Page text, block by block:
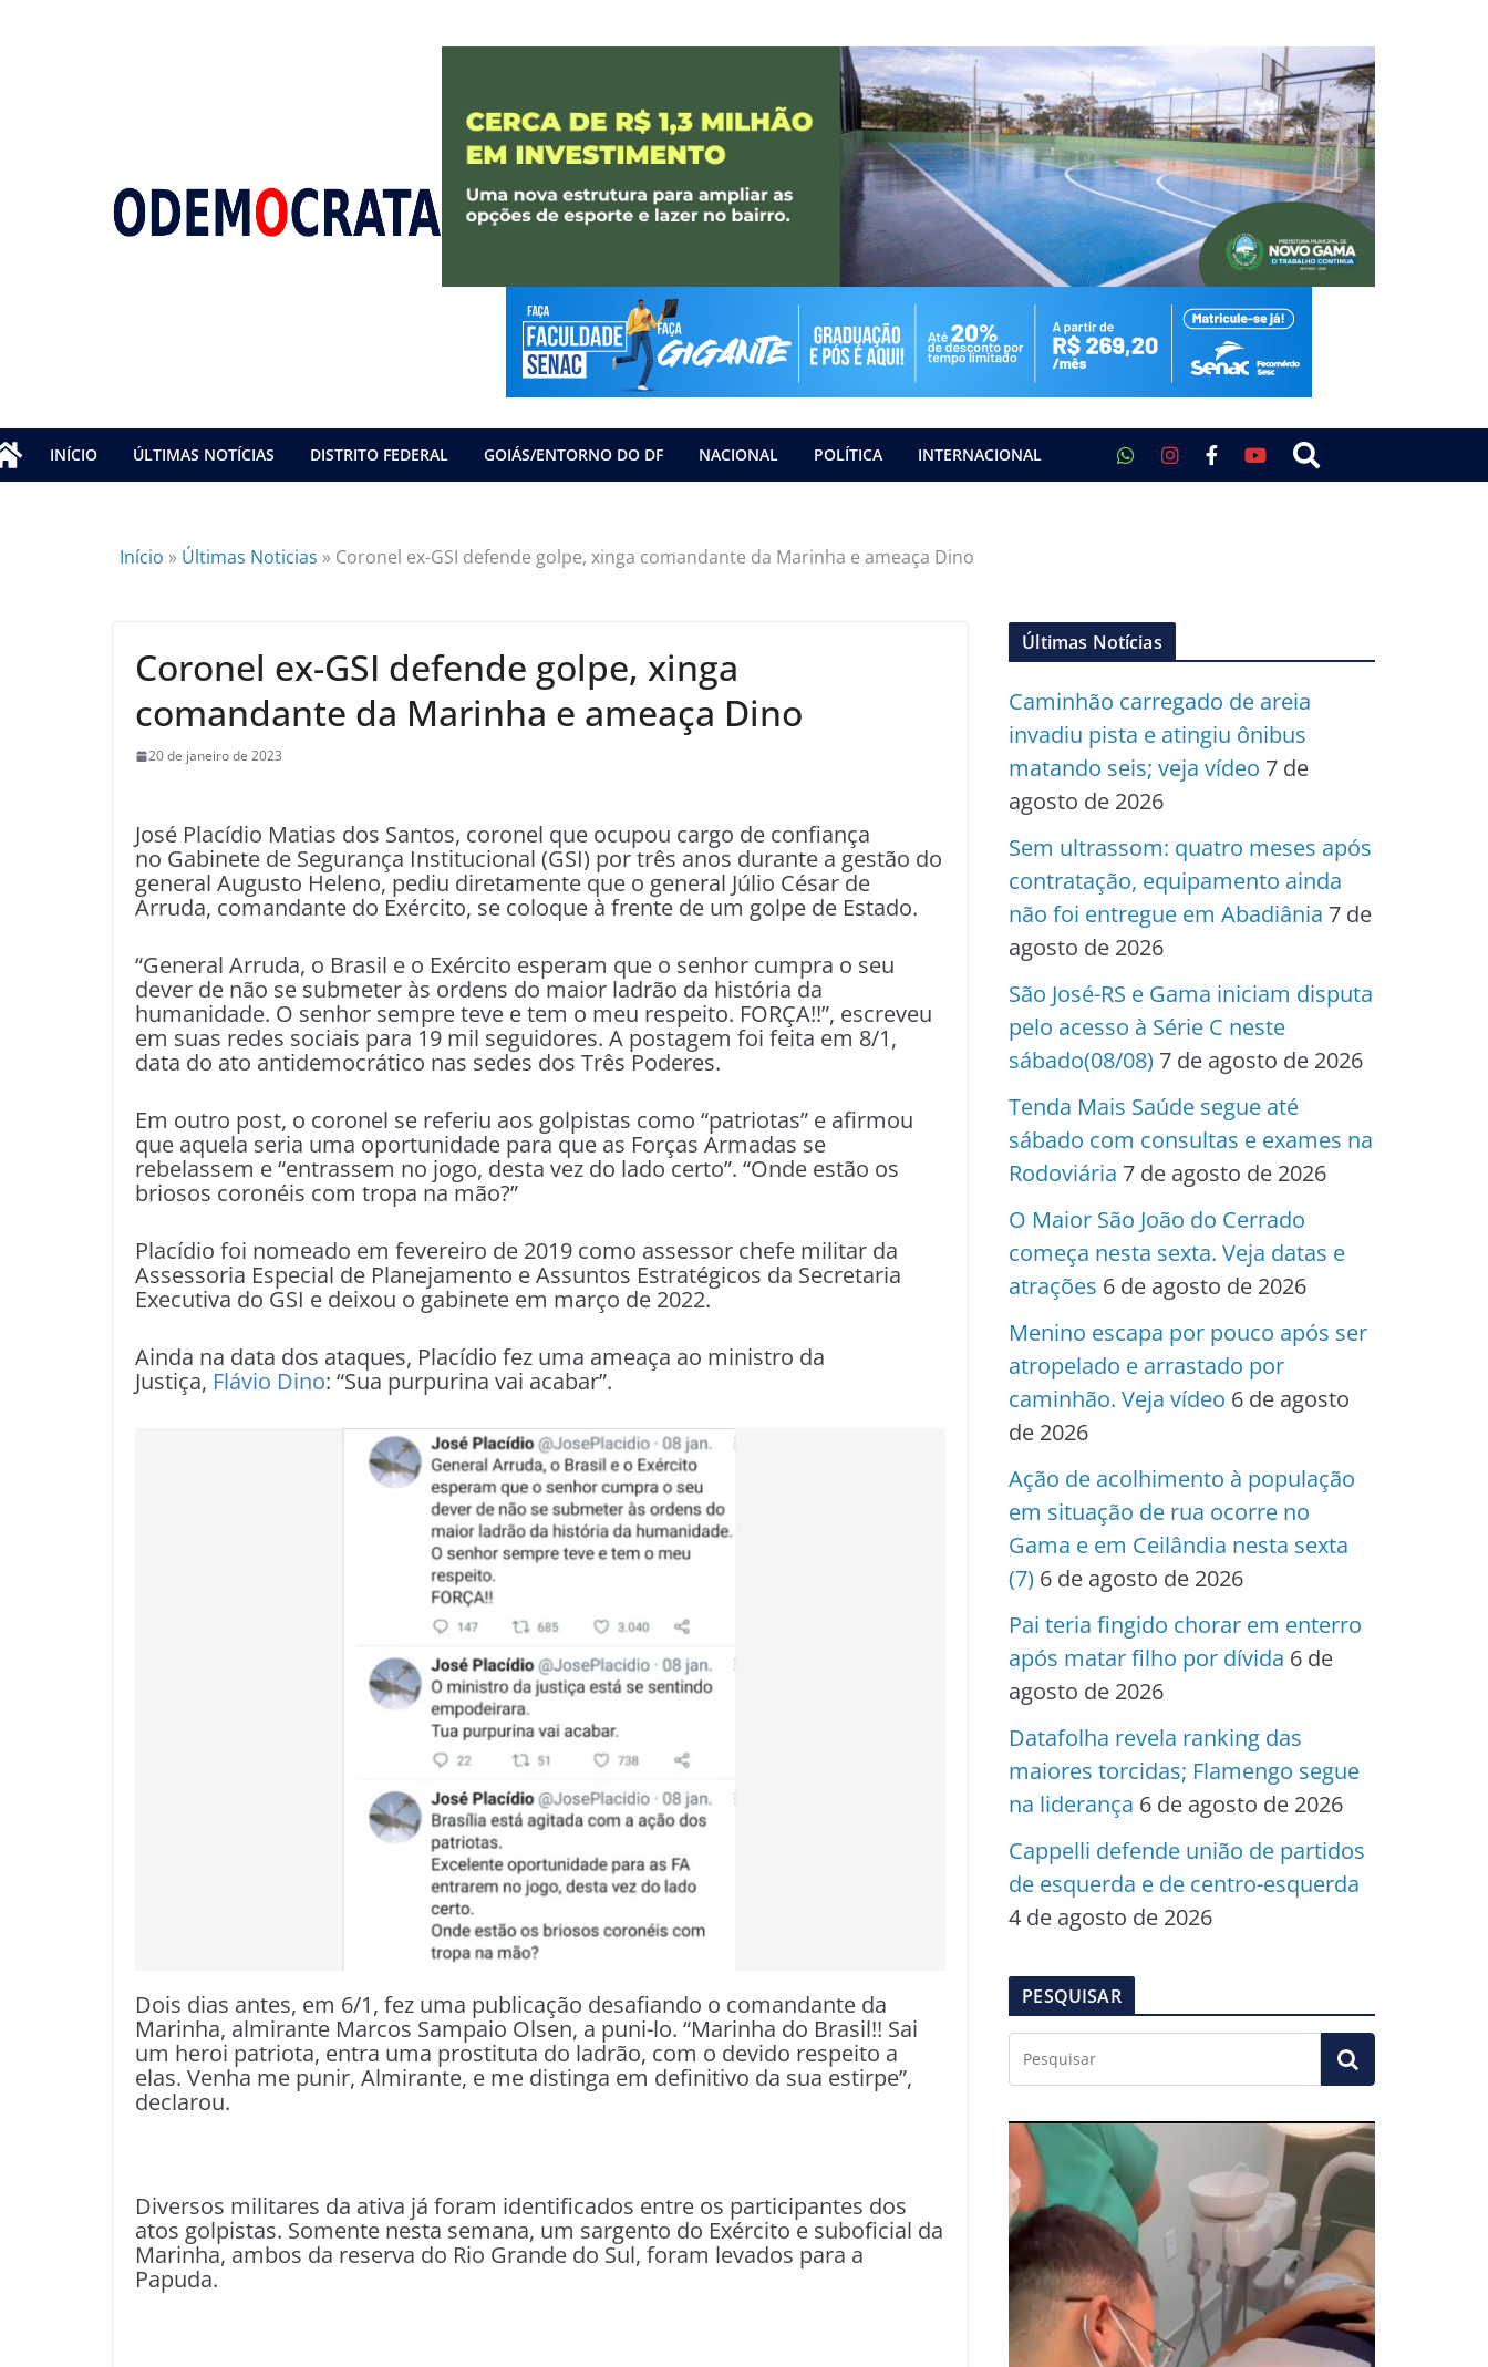
INÍCIO ÚLTIMAS NOTÍCIAS DISTRITO FEDERAL GOIÁS/ENTORNO DO DF NACIONAL POLÍTICA INTERNACIONAL
Início » Últimas Noticias » Coronel ex-GSI defende golpe, xinga comandante da Marinha e ameaça Dino
Coronel ex-GSI defende golpe, xinga
comandante da Marinha e ameaça Dino
20 de janeiro de 2023
José Placídio Matias dos Santos, coronel que ocupou cargo de confiança
no Gabinete de Segurança Institucional (GSI) por três anos durante a gestão do
general Augusto Heleno, pediu diretamente que o general Júlio César de
Arruda, comandante do Exército, se coloque à frente de um golpe de Estado.
“General Arruda, o Brasil e o Exército esperam que o senhor cumpra o seu
dever de não se submeter às ordens do maior ladrão da história da
humanidade. O senhor sempre teve e tem o meu respeito. FORÇA!!”, escreveu
em suas redes sociais para 19 mil seguidores. A postagem foi feita em 8/1,
data do ato antidemocrático nas sedes dos Três Poderes.
Em outro post, o coronel se referiu aos golpistas como “patriotas” e afirmou
que aquela seria uma oportunidade para que as Forças Armadas se
rebelassem e “entrassem no jogo, desta vez do lado certo”. “Onde estão os
briosos coronéis com tropa na mão?”
Placídio foi nomeado em fevereiro de 2019 como assessor chefe militar da
Assessoria Especial de Planejamento e Assuntos Estratégicos da Secretaria
Executiva do GSI e deixou o gabinete em março de 2022.
Ainda na data dos ataques, Placídio fez uma ameaça ao ministro da
Justiça, Flávio Dino: “Sua purpurina vai acabar”.
Dois dias antes, em 6/1, fez uma publicação desafiando o comandante da
Marinha, almirante Marcos Sampaio Olsen, a puni-lo. “Marinha do Brasil!! Sai
um heroi patriota, entra uma prostituta do ladrão, com o devido respeito a
elas. Venha me punir, Almirante, e me distinga em definitivo da sua estirpe”,
declarou.
Diversos militares da ativa já foram identificados entre os participantes dos
atos golpistas. Somente nesta semana, um sargento do Exército e suboficial da
Marinha, ambos da reserva do Rio Grande do Sul, foram levados para a
Papuda.
Últimas Notícias
Caminhão carregado de areia
invadiu pista e atingiu ônibus
matando seis; veja vídeo 7 de
agosto de 2026
Sem ultrassom: quatro meses após
contratação, equipamento ainda
não foi entregue em Abadiânia 7 de
agosto de 2026
São José-RS e Gama iniciam disputa
pelo acesso à Série C neste
sábado(08/08) 7 de agosto de 2026
Tenda Mais Saúde segue até
sábado com consultas e exames na
Rodoviária 7 de agosto de 2026
O Maior São João do Cerrado
começa nesta sexta. Veja datas e
atrações 6 de agosto de 2026
Menino escapa por pouco após ser
atropelado e arrastado por
caminhão. Veja vídeo 6 de agosto
de 2026
Ação de acolhimento à população
em situação de rua ocorre no
Gama e em Ceilândia nesta sexta
(7) 6 de agosto de 2026
Pai teria fingido chorar em enterro
após matar filho por dívida 6 de
agosto de 2026
Datafolha revela ranking das
maiores torcidas; Flamengo segue
na liderança 6 de agosto de 2026
Cappelli defende união de partidos
de esquerda e de centro-esquerda
4 de agosto de 2026
PESQUISAR